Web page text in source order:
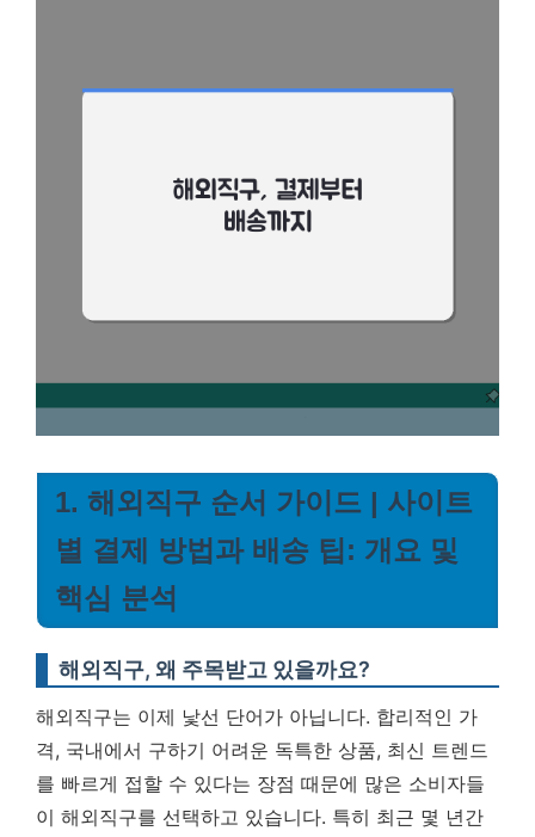
1. 해외직구 순서 가이드 | 사이트
별 결제 방법과 배송 팁: 개요 및
핵심 분석
해외직구, 왜 주목받고 있을까요?
해외직구는 이제 낯선 단어가 아닙니다. 합리적인 가
격, 국내에서 구하기 어려운 독특한 상품, 최신 트렌드
를 빠르게 접할 수 있다는 장점 때문에 많은 소비자들
이 해외직구를 선택하고 있습니다. 특히 최근 몇 년간